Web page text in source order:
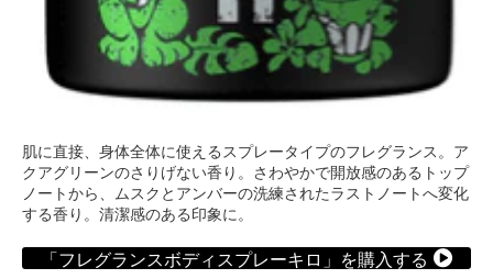
肌に直接、身体全体に使えるスプレータイプのフレグランス。ア
クアグリーンのさりげない香り。さわやかで開放感のあるトップ
ノートから、ムスクとアンバーの洗練されたラストノートへ変化
する香り。清潔感のある印象に。
「フレグランスボディスプレーキロ」を購入する